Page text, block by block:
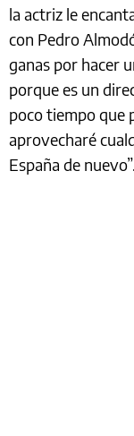
la actriz le
con Pedro
ganas por hacer
porque es un
poco tiempo que
aprovecharé
España de nuevo”.